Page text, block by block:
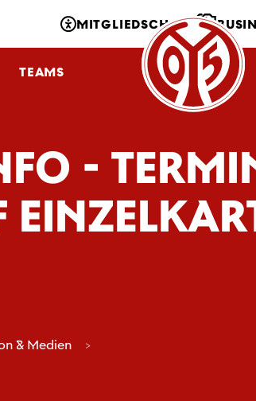
MITGLIEDSCHAFT
TEAMS NLZ FANS
-
& Medien